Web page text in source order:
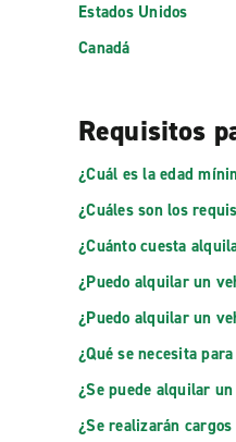
Estados Unidos
Canadá
Requisitos
¿Cuál es la edad
¿Cuáles son los
¿Cuánto cuesta
¿Puedo alquilar un
¿Puedo alquilar un
¿Qué se necesita
¿Se puede alquilar
¿Se realizarán